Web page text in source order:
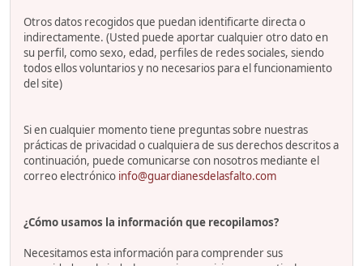
Otros datos recogidos que puedan identificarte directa o
indirectamente. (Usted puede aportar cualquier otro dato en
su perfil, como sexo, edad, perfiles de redes sociales, siendo
todos ellos voluntarios y no necesarios para el funcionamiento
del site)
Si en cualquier momento tiene preguntas sobre nuestras
prácticas de privacidad o cualquiera de sus derechos descritos a
continuación, puede comunicarse con nosotros mediante el
correo electrónico info@guardianesdelasfalto.com
¿Cómo usamos la información que recopilamos?
Necesitamos esta información para comprender sus